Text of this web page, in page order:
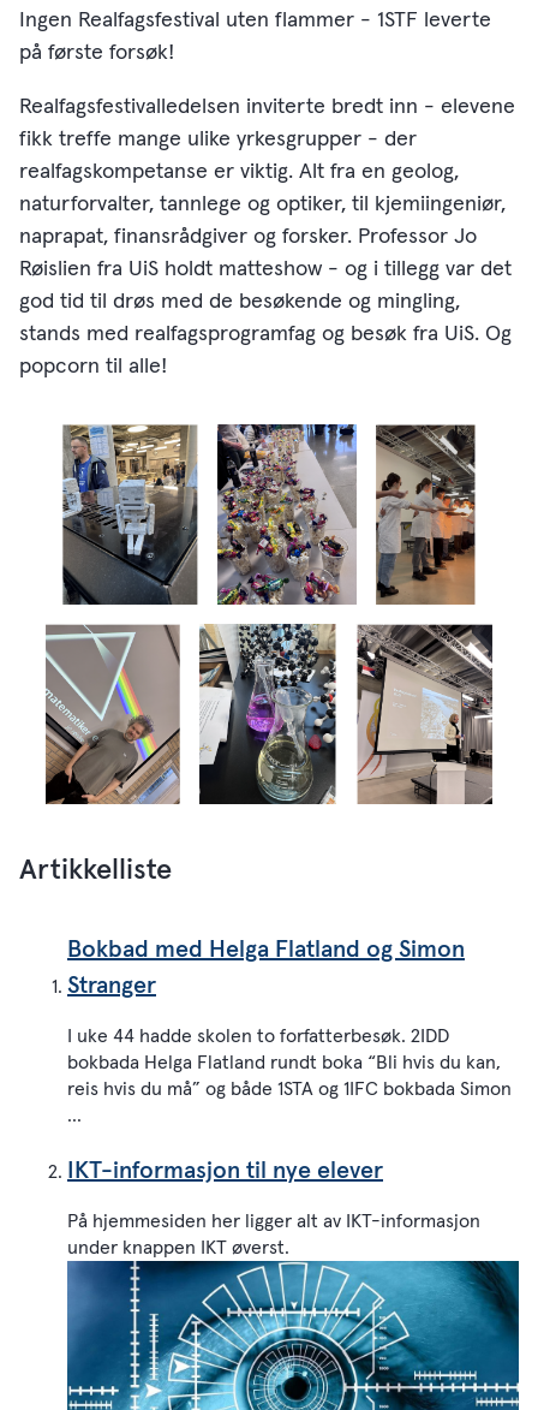
Ingen Realfagsfestival uten flammer - 1STF leverte
på første forsøk!
Realfagsfestivalledelsen inviterte bredt inn - elevene
fikk treffe mange ulike yrkesgrupper - der
realfagskompetanse er viktig. Alt fra en geolog,
naturforvalter, tannlege og optiker, til kjemiingeniør,
naprapat, finansrådgiver og forsker. Professor Jo
Røislien fra UiS holdt matteshow - og i tillegg var det
god tid til drøs med de besøkende og mingling,
stands med realfagsprogramfag og besøk fra UiS. Og
popcorn til alle!
Artikkelliste
Bokbad med Helga Flatland og Simon
Stranger
I uke 44 hadde skolen to forfatterbesøk. 2IDD
bokbada Helga Flatland rundt boka “Bli hvis du kan,
reis hvis du må” og både 1STA og 1IFC bokbada Simon
...
IKT-informasjon til nye elever
På hjemmesiden her ligger alt av IKT-informasjon
under knappen IKT øverst.